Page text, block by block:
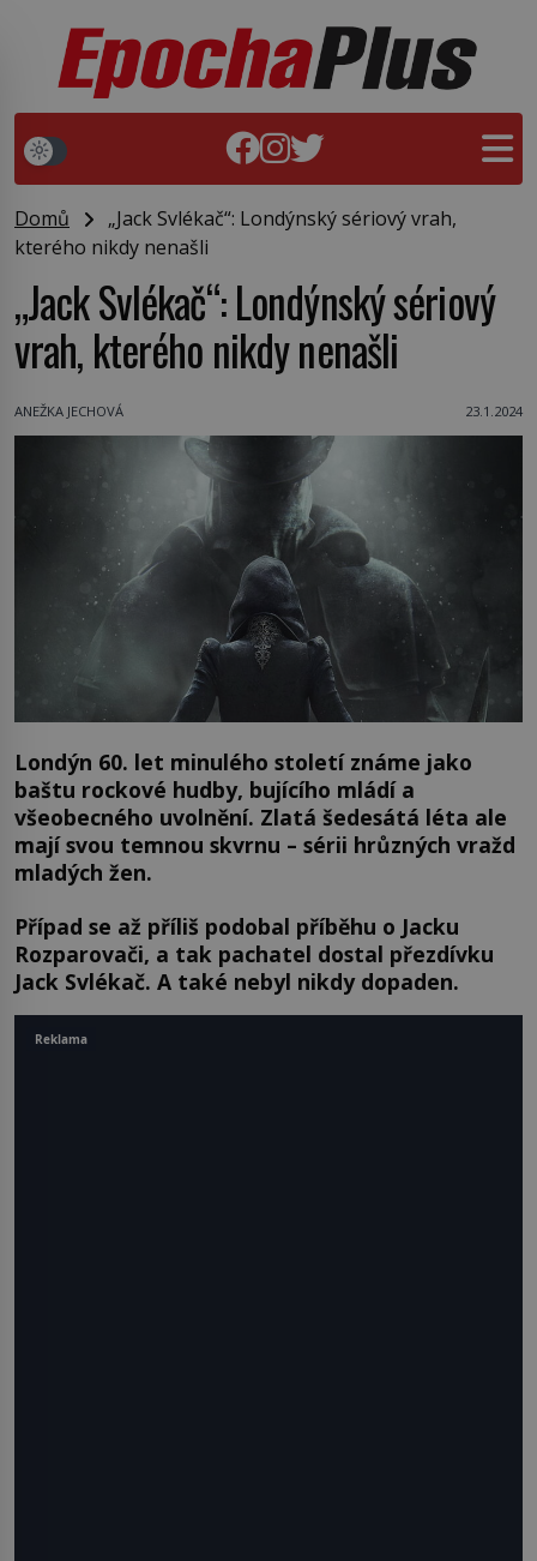
Domů
„Jack Svlékač“: Londýnský sériový vrah,
kterého nikdy nenašli
„Jack Svlékač“: Londýnský sériový
vrah, kterého nikdy nenašli
ANEŽKA JECHOVÁ 23.1.2024
Londýn 60. let minulého století známe jako
baštu rockové hudby, bujícího mládí a
všeobecného uvolnění. Zlatá šedesátá léta ale
mají svou temnou skvrnu – sérii hrůzných vražd
mladých žen.
Případ se až příliš podobal příběhu o Jacku
Rozparovači, a tak pachatel dostal přezdívku
Jack Svlékač. A také nebyl nikdy dopaden.
Reklama